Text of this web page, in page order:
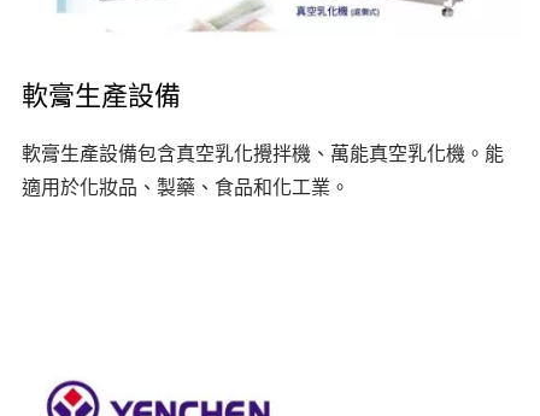
軟膏生產設備
軟膏生產設備包含真空乳化攪拌機、萬能真空乳化機。能
適用於化妝品、製藥、食品和化工業。